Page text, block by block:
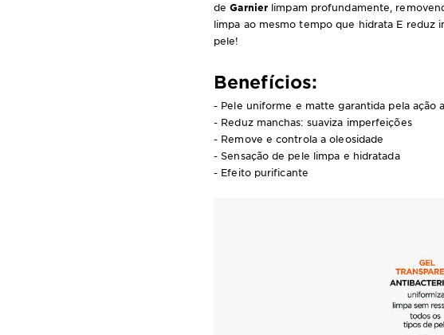
deGarnier limpam profundamente,
limpa ao mesmo tempo que hidrata E reduz
pele!
Benefícios:
- Pele uniforme e matte garantida pela ação
- Reduz manchas: suaviza imperfeições
- Remove e controla a oleosidade
- Sensação de pele limpa e hidratada
- Efeito purificante